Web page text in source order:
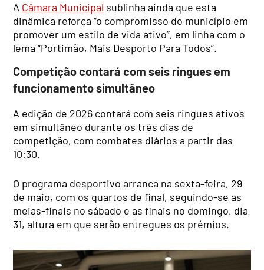
A Câmara Municipal sublinha ainda que esta
dinâmica reforça “o compromisso do município em
promover um estilo de vida ativo”, em linha com o
lema “Portimão, Mais Desporto Para Todos”.
Competição contará com seis ringues em
funcionamento simultâneo
A edição de 2026 contará com seis ringues ativos
em simultâneo durante os três dias de
competição, com combates diários a partir das
10:30.
O programa desportivo arranca na sexta-feira, 29
de maio, com os quartos de final, seguindo-se as
meias-finais no sábado e as finais no domingo, dia
31, altura em que serão entregues os prémios.